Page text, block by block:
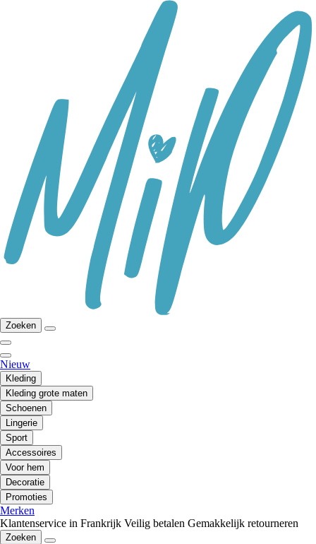
Zoeken
Nieuw
Kleding
Kleding grote maten
Schoenen
Lingerie
Sport
Accessoires
Voor hem
Decoratie
Promoties
Merken
Klantenservice in Frankrijk Veilig betalen Gemakkelijk retourneren
Zoeken